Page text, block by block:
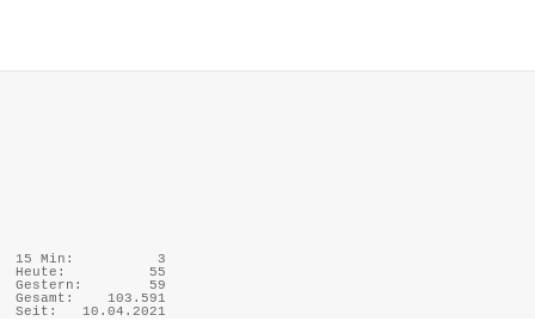
15 Min:
3
Heute:
55
Gestern:
59
Gesamt:
103.591
Seit:
10.04.2021